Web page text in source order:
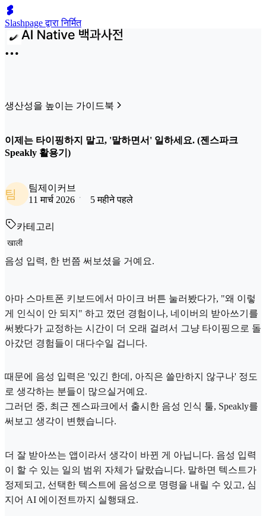
Slashpage द्वारा निर्मित
생산성을 높이는 가이드북
이제는 타이핑하지 말고, '말하면서' 일하세요. (젠스파크
Speakly 활용기)
팀
팀제이커브
11 मार्च 2026
5 महीने पहले
카테고리
खाली
음성 입력, 한 번쯤 써보셨을 거예요.
아마 스마트폰 키보드에서 마이크 버튼 눌러봤다가, "왜 이렇
게 인식이 안 되지" 하고 껐던 경험이나, 네이버의 받아쓰기를
써봤다가 교정하는 시간이 더 오래 걸려서 그냥 타이핑으로 돌
아갔던 경험들이 대다수일 겁니다.
때문에 음성 입력은 '있긴 한데, 아직은 쓸만하지 않구나' 정도
로 생각하는 분들이 많으실거예요.
그러던 중, 최근 젠스파크에서 출시한 음성 인식 툴, Speakly를
써보고 생각이 변했습니다.
더 잘 받아쓰는 앱이라서 생각이 바뀐 게 아닙니다. 음성 입력
이 할 수 있는 일의 범위 자체가 달랐습니다. 말하면 텍스트가
정제되고, 선택한 텍스트에 음성으로 명령을 내릴 수 있고, 심
지어 AI 에이전트까지 실행돼요.